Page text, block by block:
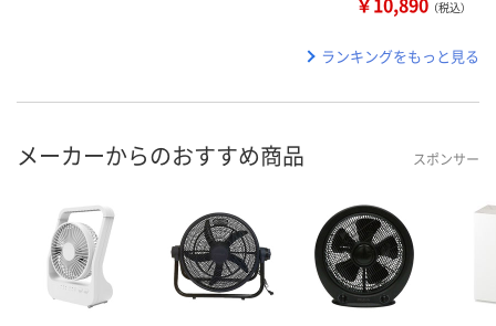
（税込）
ランキングをもっと見る
メーカーからのおすすめ商品 スポンサー